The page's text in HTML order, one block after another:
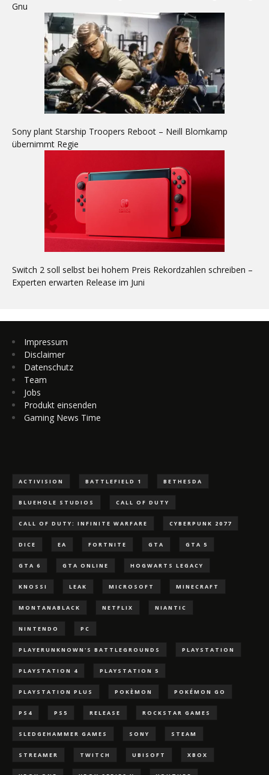
Gnu
Sony plant Starship Troopers Reboot – Neill Blomkamp
übernimmt Regie
Switch 2 soll selbst bei hohem Preis Rekordzahlen schreiben –
Experten erwarten Release im Juni
Impressum
Disclaimer
Datenschutz
Team
Jobs
Produkt einsenden
Gaming News Time
ACTIVISION BATTLEFIELD 1 BETHESDA
BLUEHOLE STUDIOS CALL OF DUTY
CALL OF DUTY: INFINITE WARFARE CYBERPUNK 2077
DICE EA FORTNITE GTA GTA 5
GTA 6 GTA ONLINE HOGWARTS LEGACY
KNOSSI LEAK MICROSOFT MINECRAFT
MONTANABLACK NETFLIX NIANTIC
NINTENDO PC
PLAYERUNKNOWN'S BATTLEGROUNDS PLAYSTATION
PLAYSTATION 4 PLAYSTATION 5
PLAYSTATION PLUS POKÈMON POKÉMON GO
PS4 PS5 RELEASE ROCKSTAR GAMES
SLEDGEHAMMER GAMES SONY STEAM
STREAMER TWITCH UBISOFT XBOX